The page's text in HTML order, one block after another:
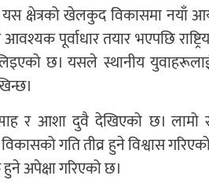
क्षेत्रको खेलकुद विकासमा नयाँ
पूर्वाधार तयार भएपछि
छ। यसले स्थानीय
र आशा दुवै देखिएको छ।
गति तीव्र हुने विश्वास
अपेक्षा गरिएको छ।